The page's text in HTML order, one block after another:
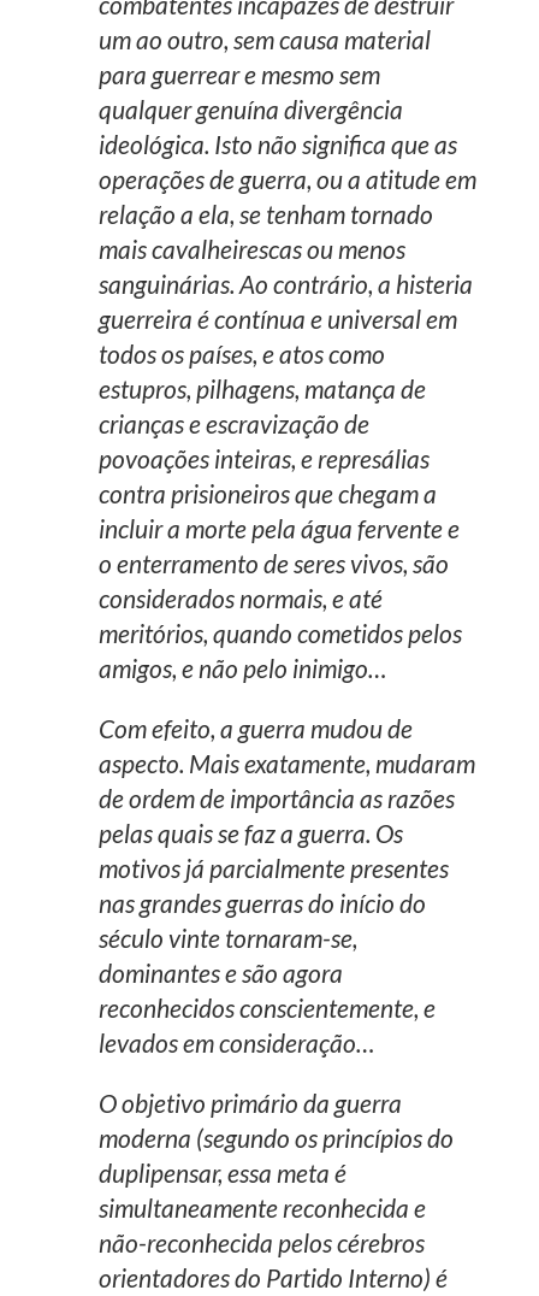
um ao outro, sem causa material
para guerrear e mesmo sem
qualquer genuína divergência
ideológica. Isto não significa que as
operações de guerra, ou a atitude em
relação a ela, se tenham tornado
mais cavalheirescas ou menos
sanguinárias. Ao contrário, a histeria
guerreira é contínua e universal em
todos os países, e atos como
estupros, pilhagens, matança de
crianças e escravização de
povoações inteiras, e represálias
contra prisioneiros que chegam a
incluir a morte pela água fervente e
o enterramento de seres vivos, são
considerados normais, e até
meritórios, quando cometidos pelos
amigos, e não pelo inimigo…
Com efeito, a guerra mudou de
aspecto. Mais exatamente, mudaram
de ordem de importância as razões
pelas quais se faz a guerra. Os
motivos já parcialmente presentes
nas grandes guerras do início do
século vinte tornaram-se,
dominantes e são agora
reconhecidos conscientemente, e
levados em consideração…
O objetivo primário da guerra
moderna (segundo os princípios do
duplipensar, essa meta é
simultaneamente reconhecida e
não-reconhecida pelos cérebros
orientadores do Partido Interno) é